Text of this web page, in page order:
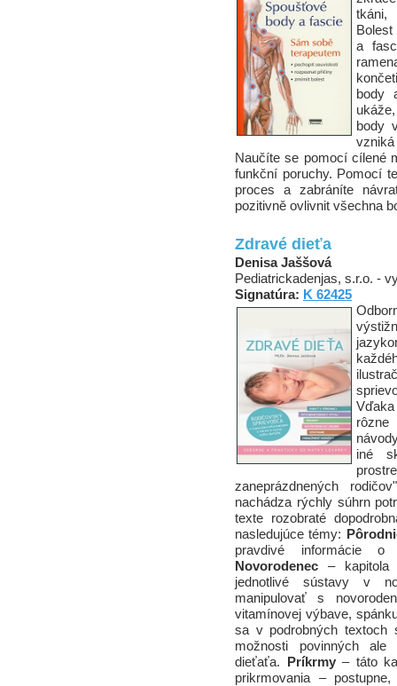
tkáni,
a
body
body
Naučíte se pomocí cílené
funkční poruchy. Pomocí
proces a zabráníte
pozitivně ovlivnit všechna
Zdravé dieťa
Denisa Jaššová
Pediatrickadenjas, s.r.o. -
Signatúra: K 62425
rôzne
iné
zaneprázdnených
nachádza rýchly súhrn
texte rozobraté
nasledujúce témy:
pravdivé informácie o
Novorodenec – kapitola
jednotlivé sústavy v
manipulovať s
vitamínovej výbave,
sa v podrobných textoch
možnosti povinných ale
dieťaťa.
Príkrmy– táto
prikrmovania –